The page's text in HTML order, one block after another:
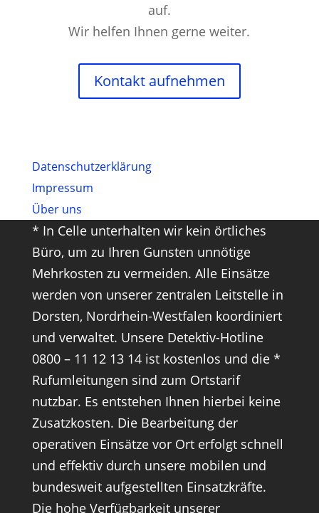
auf.
Wir helfen Ihnen gerne weiter.
Kontakt aufnehmen
Datenschutz­erklärung
Impressum
Über uns
* In Celle unterhalten wir kein örtliches
Büro, um zu Ihren Gunsten unnötige
Mehrkosten zu vermeiden. Alle Einsätze
werden von unserer zentralen Leitstelle in
Dorsten, Nordrhein-Westfalen koordiniert
und verwaltet. Unsere Detektiv-Hotline
0800 – 11 12 13 14 ist kostenlos und die *
Rufumleitungen sind zum Ortstarif
nutzbar. Es entstehen Ihnen hierbei keine
Zusatzkosten. Die Bearbeitung der
operativen Einsätze vor Ort erfolgt schnell
und effektiv durch unsere mobilen und
bundesweit aufgestellten Einsatzkräfte.
Die hohe Verfügbarkeit unserer